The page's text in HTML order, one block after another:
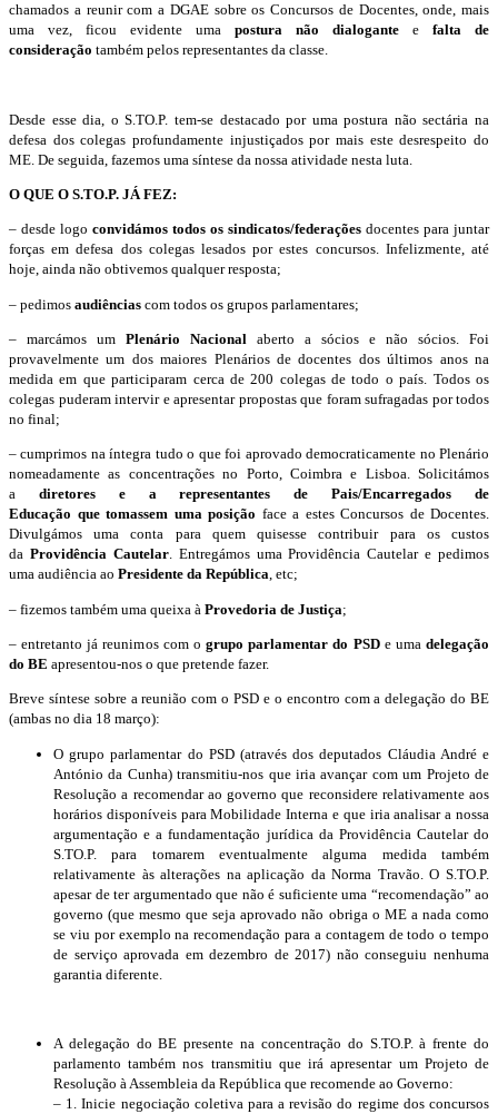
chamados a reunir com a DGAE sobre os Concursos de Docentes, onde, mais
uma vez, ficou evidente uma
postura não dialogante e
falta de
consideração também pelos representantes da classe.
Desde esse dia, o S.TO.P. tem-se destacado por uma postura não sectária na
defesa dos colegas profundamente injustiçados por mais este desrespeito do
ME. De seguida, fazemos uma síntese da nossa atividade nesta luta.
O QUE O S.TO.P. JÁ FEZ:
– desde logo convidámos todos os sindicatos/federações docentes para juntar
forças em defesa dos colegas lesados por estes concursos. Infelizmente, até
hoje, ainda não obtivemos qualquer resposta;
– pedimos audiências com todos os grupos parlamentares;
– marcámos um Plenário Nacional aberto a sócios e não sócios. Foi
provavelmente um dos maiores Plenários de docentes dos últimos anos na
medida em que participaram cerca de 200 colegas de todo o país. Todos os
colegas puderam intervir e apresentar propostas que foram sufragadas por todos
no final;
– cumprimos na íntegra tudo o que foi aprovado democraticamente no Plenário
nomeadamente as concentrações no Porto, Coimbra e Lisboa. Solicitámos
a
diretores e a representantes de Pais/Encarregados de
Educação que tomassem uma posição face a estes Concursos de Docentes.
Divulgámos uma conta para quem quisesse contribuir para os custos
da Providência Cautelar. Entregámos uma Providência Cautelar e pedimos
uma audiência ao Presidente da República, etc;
– fizemos também uma queixa à Provedoria de Justiça;
– entretanto já reunimos com o grupo parlamentar do PSD e uma delegação
do BE apresentou-nos o que pretende fazer.
Breve síntese sobre a reunião com o PSD e o encontro com a delegação do BE
(ambas no dia 18 março):
O grupo parlamentar do PSD (através dos deputados Cláudia André e
António da Cunha) transmitiu-nos que iria avançar com um Projeto de
Resolução a recomendar ao governo que reconsidere relativamente aos
horários disponíveis para Mobilidade Interna e que iria analisar a nossa
argumentação e a fundamentação jurídica da Providência Cautelar do
S.TO.P. para tomarem eventualmente alguma medida também
relativamente às alterações na aplicação da Norma Travão. O S.TO.P.
apesar de ter argumentado que não é suficiente uma “recomendação” ao
governo (que mesmo que seja aprovado não obriga o ME a nada como
se viu por exemplo na recomendação para a contagem de todo o tempo
de serviço aprovada em dezembro de 2017) não conseguiu nenhuma
garantia diferente.
A delegação do BE presente na concentração do S.TO.P. à frente do
parlamento também nos transmitiu que irá apresentar um Projeto de
Resolução à Assembleia da República que recomende ao Governo:
– 1. Inicie negociação coletiva para a revisão do regime dos concursos